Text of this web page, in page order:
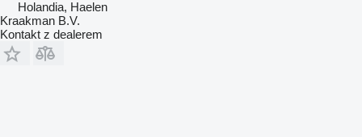
Holandia, Haelen
Kraakman B.V.
Kontakt z dealerem